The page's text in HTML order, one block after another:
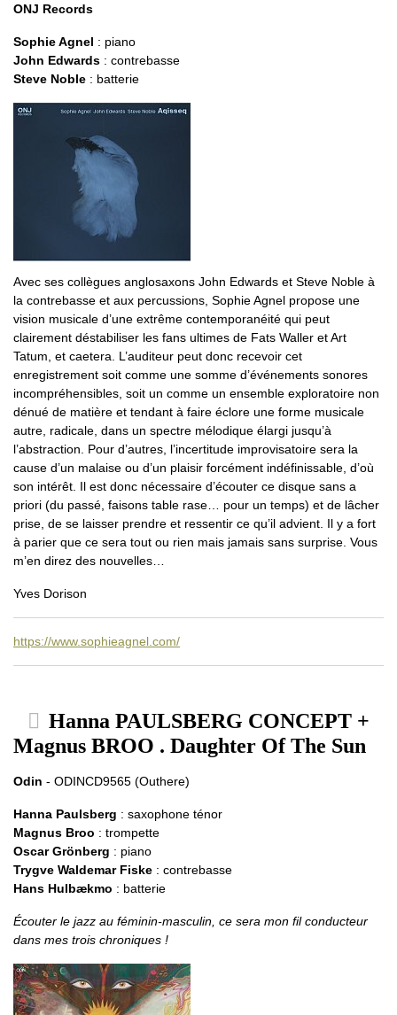
ONJ Records
Sophie Agnel : piano
John Edwards : contrebasse
Steve Noble : batterie
Avec ses collègues anglosaxons John Edwards et Steve Noble à
la contrebasse et aux percussions, Sophie Agnel propose une
vision musicale d’une extrême contemporanéité qui peut
clairement déstabiliser les fans ultimes de Fats Waller et Art
Tatum, et caetera. L’auditeur peut donc recevoir cet
enregistrement soit comme une somme d’événements sonores
incompréhensibles, soit un comme un ensemble exploratoire non
dénué de matière et tendant à faire éclore une forme musicale
autre, radicale, dans un spectre mélodique élargi jusqu’à
l’abstraction. Pour d’autres, l’incertitude improvisatoire sera la
cause d’un malaise ou d’un plaisir forcément indéfinissable, d’où
son intérêt. Il est donc nécessaire d’écouter ce disque sans a
priori (du passé, faisons table rase… pour un temps) et de lâcher
prise, de se laisser prendre et ressentir ce qu’il advient. Il y a fort
à parier que ce sera tout ou rien mais jamais sans surprise. Vous
m’en direz des nouvelles…
Yves Dorison
https://www.sophieagnel.com/
Hanna PAULSBERG CONCEPT +
Magnus BROO . Daughter Of The Sun
Odin - ODINCD9565 (Outhere)
Hanna Paulsberg : saxophone ténor
Magnus Broo : trompette
Oscar Grönberg : piano
Trygve Waldemar Fiske : contrebasse
Hans Hulbækmo : batterie
Écouter le jazz au féminin-masculin, ce sera mon fil conducteur
dans mes trois chroniques !